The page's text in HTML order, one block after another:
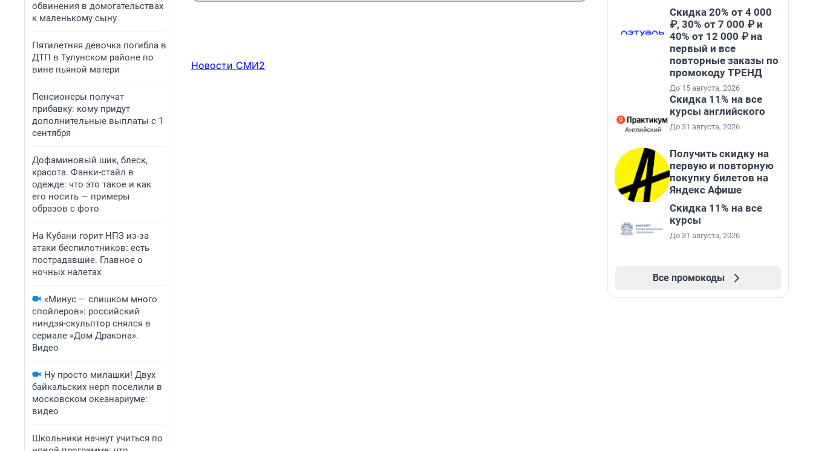
обвинения в домогательствах
к маленькому сыну
Пятилетняя девочка погибла в
ДТП в Тулунском районе по
вине пьяной матери
Пенсионеры получат
прибавку: кому придут
дополнительные выплаты с 1
сентября
Дофаминовый шик, блеск,
красота. Фанки-стайл в
одежде: что это такое и как
его носить — примеры
образов с фото
На Кубани горит НПЗ из-за
атаки беспилотников: есть
пострадавшие. Главное о
ночных налетах
«Минус — слишком много
спойлеров»: российский
ниндзя-скульптор снялся в
сериале «Дом Дракона».
Видео
Ну просто милашки! Двух
байкальских нерп поселили в
московском океанариуме:
видео
Школьники начнут учиться по
Новости СМИ2
Скидка 20% от 4 000
₽, 30% от 7 000 ₽ и
40% от 12 000 ₽ на
первый и все
повторные заказы по
промокоду ТРЕНД
До 15 августа, 2026
Скидка 11% на все
курсы английского
До 31 августа, 2026
Получить скидку на
первую и повторную
покупку билетов на
Яндекс Афише
Скидка 11% на все
курсы
До 31 августа, 2026
Все промокоды